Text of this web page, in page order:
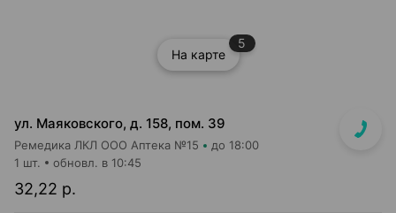
На карте
5
ул. Маяковского, д. 158, пом. 39
Ремедика ЛКЛ ООО Аптека №15 до 18:00
32,22 р.
1 шт. обновл. в 10:45